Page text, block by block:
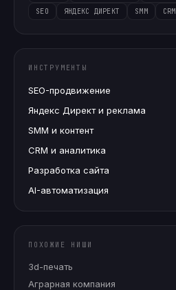
SEO ЯНДЕКС ДИРЕКТ SMM CRM
ИНСТРУМЕНТЫ
SEO-продвижение
Яндекс Директ и реклама
SMM и контент
CRM и аналитика
Разработка сайта
AI-автоматизация
ПОХОЖИЕ НИШИ
3d-печать
Аграрная компания